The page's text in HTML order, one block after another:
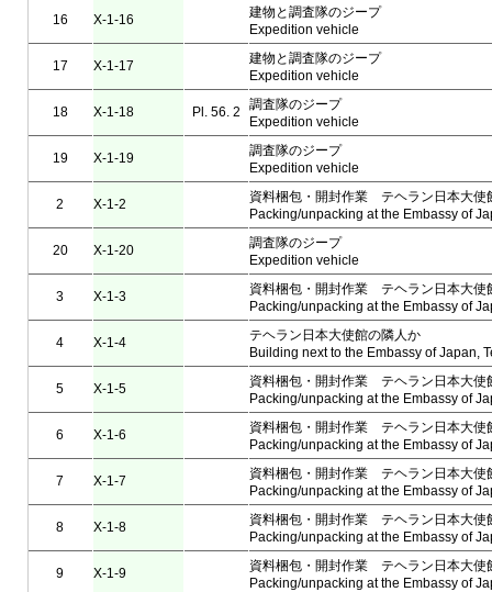
16 X-1-16
建物と調査隊のジープ
Expedition vehicle
17 X-1-17
建物と調査隊のジープ
Expedition vehicle
18 X-1-18 Pl. 56. 2
調査隊のジープ
Expedition vehicle
19 X-1-19
調査隊のジープ
Expedition vehicle
2 X-1-2
資料梱包・開封作業 テヘラン日本大使
Packing/unpacking at the Embassy of
20 X-1-20
調査隊のジープ
Expedition vehicle
3 X-1-3
資料梱包・開封作業 テヘラン日本大使
Packing/unpacking at the Embassy of
4 X-1-4
テヘラン日本大使館の隣人か
Building next to the Embassy of Japan,
5 X-1-5
資料梱包・開封作業 テヘラン日本大使
Packing/unpacking at the Embassy of
6 X-1-6
資料梱包・開封作業 テヘラン日本大使
Packing/unpacking at the Embassy of
7 X-1-7
資料梱包・開封作業 テヘラン日本大使
Packing/unpacking at the Embassy of
8 X-1-8
資料梱包・開封作業 テヘラン日本大使
Packing/unpacking at the Embassy of
9 X-1-9
資料梱包・開封作業 テヘラン日本大使
Packing/unpacking at the Embassy of